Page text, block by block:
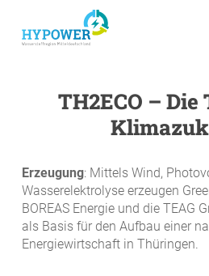
main
TH2ECO –
Erzeugung: Mittels Wind,
Wasserelektrolyse erzeugen
BOREAS Energie und die TEAG
als Basis für den Aufbau einer
Energiewirtschaft in Thüringen.